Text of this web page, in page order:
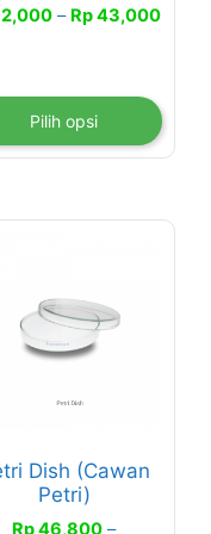
– Rp43,000
Rp
Pilih opsi
Dish (Cawan
Petri)
Rp46,800 –